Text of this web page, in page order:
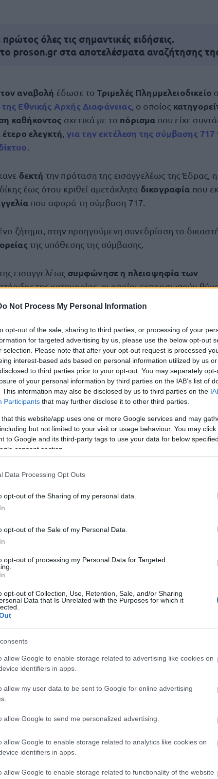
Not Process My Personal Information
opt-out of the sale, sharing to third parties, or processing of your
for targeted advertising by us, please use the below opt-out
selection. Please note that after your opt-out request is processed
interest-based ads based on personal information utilized by us
to third parties prior to your opt-out. You may separately
of your personal information by third parties on the IAB’s list of
This information may also be disclosed by us to third parties on the
Participants that may further disclose it to other third parties.
that this website/app uses one or more Google services and may
but not limited to your visit or usage behaviour. You may
to Google and its third-party tags to use your data for below
consent section.
Data Processing Opt Outs
opt-out of the Sharing of my personal data.
opt-out of the Sale of my Personal Data.
opt-out of processing my Personal Data for Targeted
opt-out of Collection, Use, Retention, Sale, and/or Sharing
Data that Is Unrelated with the Purposes for which it
allow Google to enable storage related to advertising like cookies on
identifiers in apps.
allow my user data to be sent to Google for online advertising
allow Google to send me personalized advertising.
allow Google to enable storage related to analytics like cookies on
identifiers in apps.
allow Google to enable storage related to functionality of the website
όλες τις σημαντικές ειδήσεις.
proson.gr στα αποτελέσματα αναζήτησης
αναβολή έδωσε τοΤριμελές Πλημμελειοδικείο
της Εθνικής Αρχής Διαφάνειας , ο οποίος
καθήκοντος σχετικά με το πόρισμα που είχε
ελεγκτή για την εκτέλεση της σύμβασης 717
δεκτή την πρόταση της εισαγγελέως της Έδρας,
έως ότου κριθεί αμετάκλητα δικογραφία που
που αφορά τη σύμβαση 717.
ζήτημα, στην προηγούμενη συνεδρίαση το
της υπόθεσης της σύμβασης.
εισαγγελέως συμφώνησε η πλειοψηφία των
της κατηγορίας, οι οποίοι εκπροσωπούν
δικηγόροι θυμάτων διαφώνησαν, ζητώντας να
το αδίκημα της παράβασης καθήκοντος, σχετίζεται
που διενήργησαν οι ελεγκτές, όσον αφορά την
ΕΡΓΟΣΕ για τηναναβάθμιση του συστήματος
σιδηροδρομική γραμμή Αθήνα - Θεσσαλονίκη -
αποτρέποντας την απόδοση ποινικών
έργο.
η πιο Εύκολη Πιστοποίηση
όλες τις σημαντικές ειδήσεις.
proson.gr στα αποτελέσματα αναζήτησης
Ειδήσεις
θέσεις εργασίας στο Δημόσιο (χωρίς